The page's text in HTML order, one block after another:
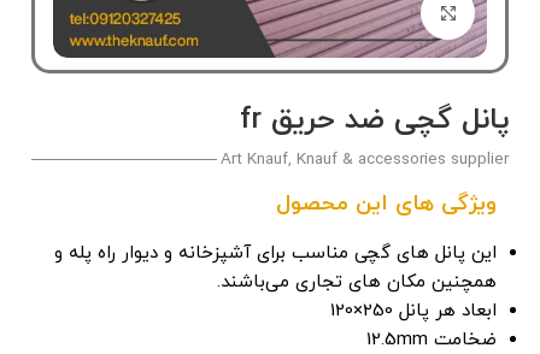
بزرگنمایی تصویر
پانل گچی ضد حریق fr
Art Knauf, Knauf & accessories supplier
ویژگی های این محصول
این پانل های گچی مناسب برای آشپزخانه و دیوار راه پله و
همچنین مکان های تجاری می‌باشند.
ابعاد هر پانل 250×120
ضخامت 12.5mm